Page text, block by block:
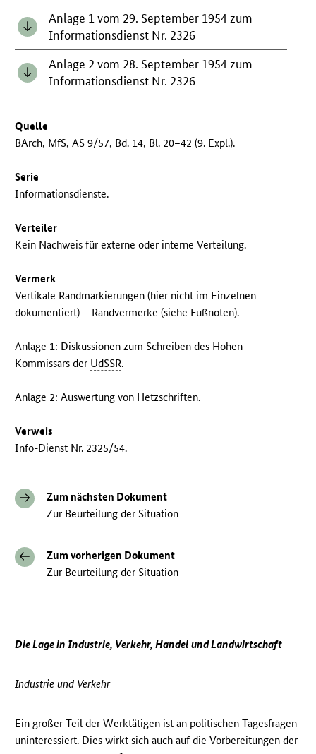
Anlage 1 vom 29. September 1954 zum
Informationsdienst Nr. 2326
Anlage 2 vom 28. September 1954 zum
Informationsdienst Nr. 2326
Quelle
BArch, MfS,AS 9/57, Bd. 14, Bl. 20–42 (9. Expl.).
Serie
Informationsdienste.
Verteiler
Kein Nachweis für externe oder interne Verteilung.
Vermerk
Vertikale Randmarkierungen (hier nicht im Einzelnen
dokumentiert) – Randvermerke (siehe Fußnoten).
Anlage 1: Diskussionen zum Schreiben des Hohen
Kommissars der UdSSR.
Anlage 2: Auswertung von Hetzschriften.
Verweis
Info-Dienst Nr. 2325/54.
Zum nächsten Dokument
Zur Beurteilung der Situation
Zum vorherigen Dokument
Zur Beurteilung der Situation
Die Lage in Industrie, Verkehr, Handel und Landwirtschaft
Industrie und Verkehr
Ein großer Teil der Werktätigen ist an politischen Tagesfragen
uninteressiert. Dies wirkt sich auch auf die Vorbereitungen der